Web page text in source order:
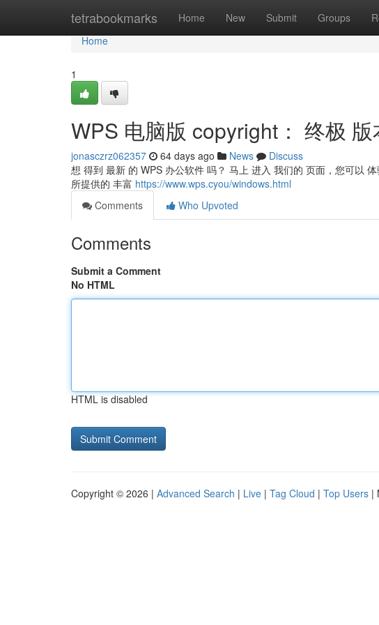
tetrabookmarks Home New Submit Groups
Home
Home
1
WPS 电脑版 copyright： 终极 版
jonasczrz062357 64 days ago News
Discuss
想 得到 最新 的 WPS 办公软件 吗？ 马上 进入 我们的 页面，您可以
所提供的 丰富 https://www.wps.cyou/windows.html
Comments
Who Upvoted
Comments
Submit a Comment
No HTML
HTML is disabled
Copyright © 2026 | Advanced Search | Live | Tag Cloud | Top Users |